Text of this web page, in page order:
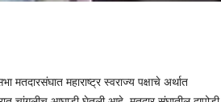
मतदारसंघात महाराष्ट्र स्वराज्य पक्षाचे अर्थात